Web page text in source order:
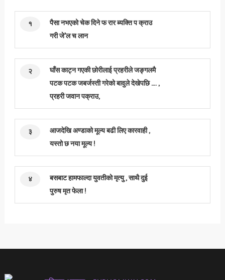
१
पैसा नभएको चेक दिने फ रार ब्यक्ति प क्राउ
गरी जे’ल च लान
२
घाँस काट्न गएकी छोरीलाई प्रहरीले जङ्गलमै
पटक पटक जबर्जस्ती गरेको बावुले देखेपछि …. ,
प्रहरी जवान पक्राउ,
३
आजदेखि अण्डाको मूल्य बढी लिए कारवाही ,
यस्तो छ नया मूल्य !
४
बसबाट हामफाल्दा युवतीको मृत्यु , साथै दुई
पुरुष मृत फेला !